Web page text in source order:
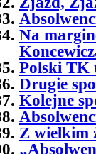
Na
Polski TK
Drugie
Kolejne
Z wielkim